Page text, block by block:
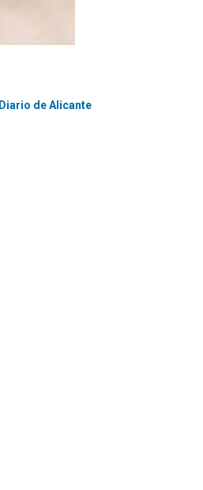
Diario de Alicante